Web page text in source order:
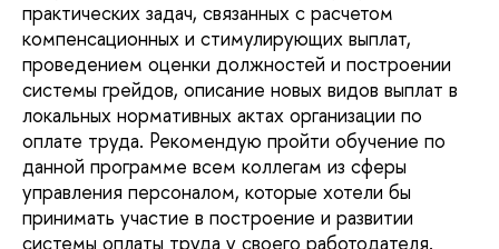
практических задач, связанных с расчетом
компенсационных и стимулирующих выплат,
проведением оценки должностей и построении
системы грейдов, описание новых видов выплат в
локальных нормативных актах организации по
оплате труда. Рекомендую пройти обучение по
данной программе всем коллегам из сферы
управления персоналом, которые хотели бы
принимать участие в построение и развитии
системы оплаты труда у своего работодателя.